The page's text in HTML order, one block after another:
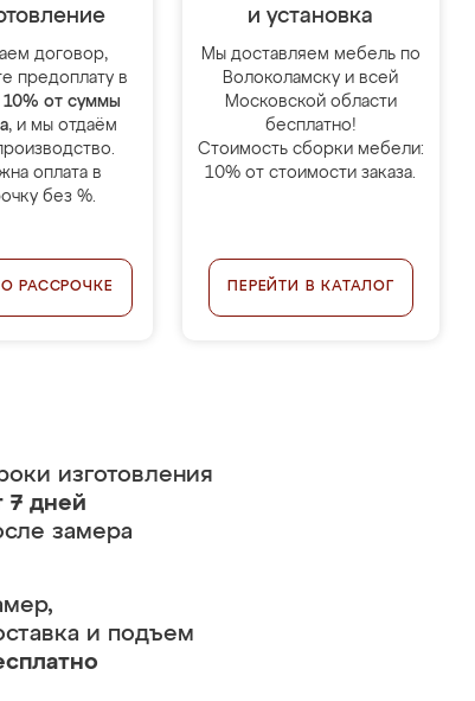
договор,
предоплату в
10% от суммы
, и мы отдаём
оплата в
без %.
РАССРОЧКЕ
и установка
Мы доставляем мебель по
Волоколамску и всей
Московской области
бесплатно!
Стоимость сборки мебели:
10% от стоимости заказа.
ПЕРЕЙТИ В КАТАЛОГ
изготовления
7 дней
замера
и подъем